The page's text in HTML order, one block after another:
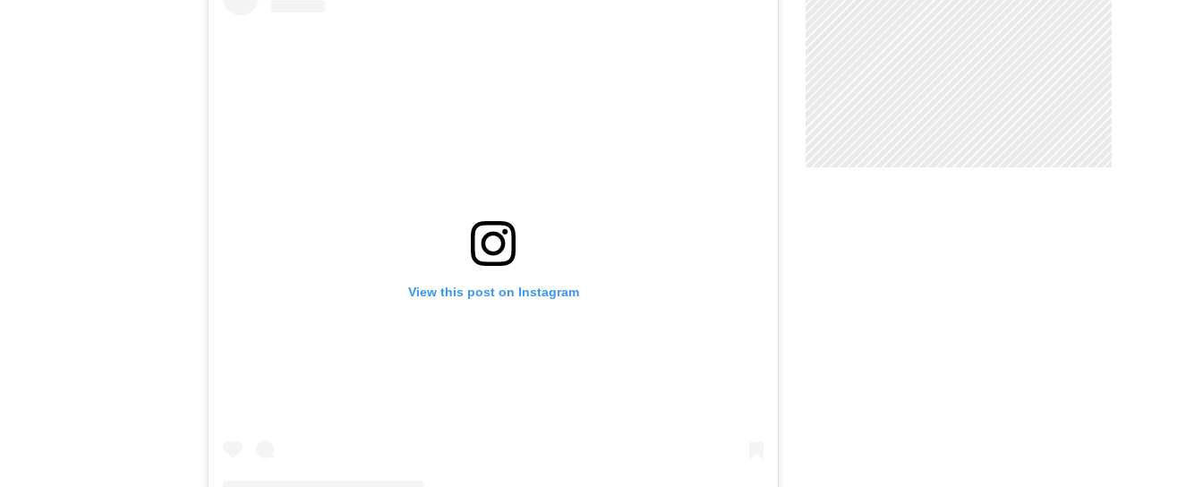
View this post on Instagram